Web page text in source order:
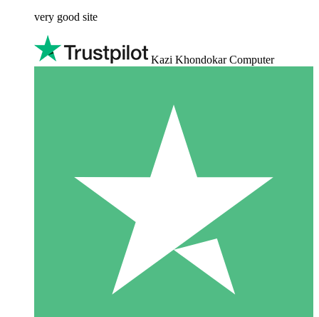
very good site
Kazi Khondokar Computer